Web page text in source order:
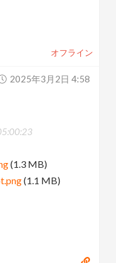
オフライン
2025年3月2日 4:58
(1.3 MB)
(1.1 MB)